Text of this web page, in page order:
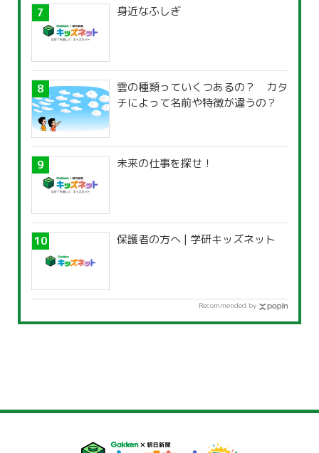
身近なふしぎ
雲の種類っていくつあるの？ カタ
チによって名前や特徴が違うの？
未来の仕事を探せ！
保護者の方へ | 学研キッズネット
Recommended by